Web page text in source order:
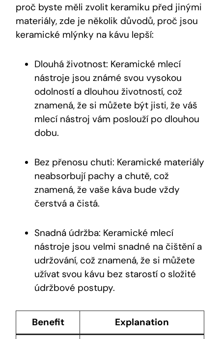
proč byste měli zvolit keramiku před jinými
materiály, zde je několik důvodů, proč jsou
keramické mlýnky na kávu lepší:
Dlouhá životnost: Keramické mlecí
nástroje jsou známé svou vysokou
odolností a dlouhou životností, což
znamená, že si můžete být jisti, že váš
mlecí nástroj vám poslouží po dlouhou
dobu.
Bez přenosu chuti: Keramické materiály
neabsorbují pachy a chutě, což
znamená, že vaše káva bude vždy
čerstvá a čistá.
Snadná údržba: Keramické mlecí
nástroje jsou velmi snadné na čištění a
udržování, což znamená, že si můžete
užívat svou kávu bez starostí o složité
údržbové postupy.
Benefit Explanation